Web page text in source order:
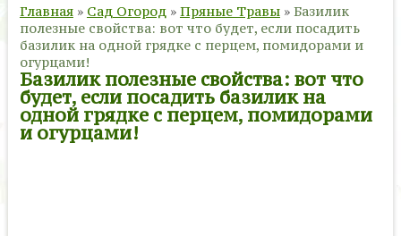
Главная » Сад Огород » Пряные Травы » Базилик
полезные свойства: вот что будет, если посадить
базилик на одной грядке с перцем, помидорами и
огурцами!
Базилик полезные свойства: вот что
будет, если посадить базилик на
одной грядке с перцем, помидорами
и огурцами!